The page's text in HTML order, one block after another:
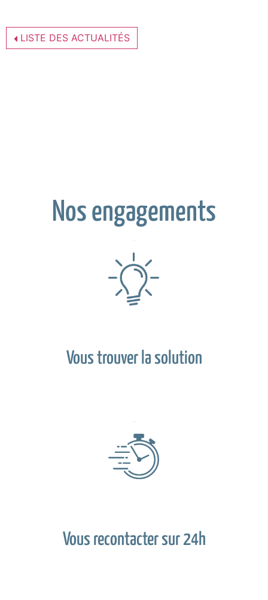
LISTE DES ACTUALITÉS
Nos engagements
Vous trouver la solution
Vous recontacter sur 24h